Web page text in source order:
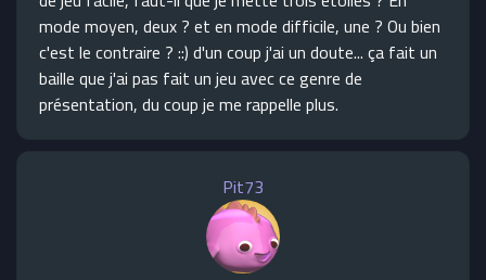
mode moyen, deux ? et en mode difficile, une ? Ou bien
c'est le contraire ? ::) d'un coup j'ai un doute... ça fait un
baille que j'ai pas fait un jeu avec ce genre de
présentation, du coup je me rappelle plus.
Pit73